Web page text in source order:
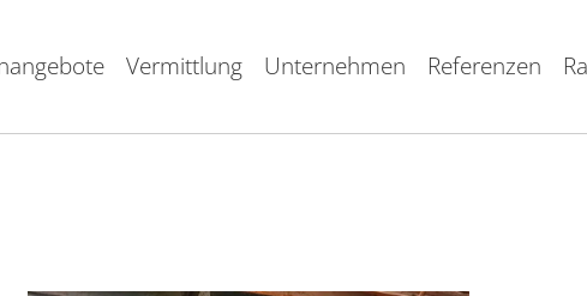
Vermittlung Unternehmen Referenzen